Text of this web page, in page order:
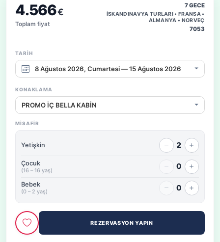
4.566€
Toplam fiyat
7 GECE
İSKANDINAVYA TURLARI • FRANSA •
ALMANYA • NORVEÇ
7053
TARIH
Çıkış tarihi aralığı
KONAKLAMA
Konaklama / fiyat seçeneği
MISAFIR
Yetişkin 2
Çocuk
(16 – 16 yaş) 0
Bebek
(0 – 2 yaş) 0
REZERVASYON YAPIN